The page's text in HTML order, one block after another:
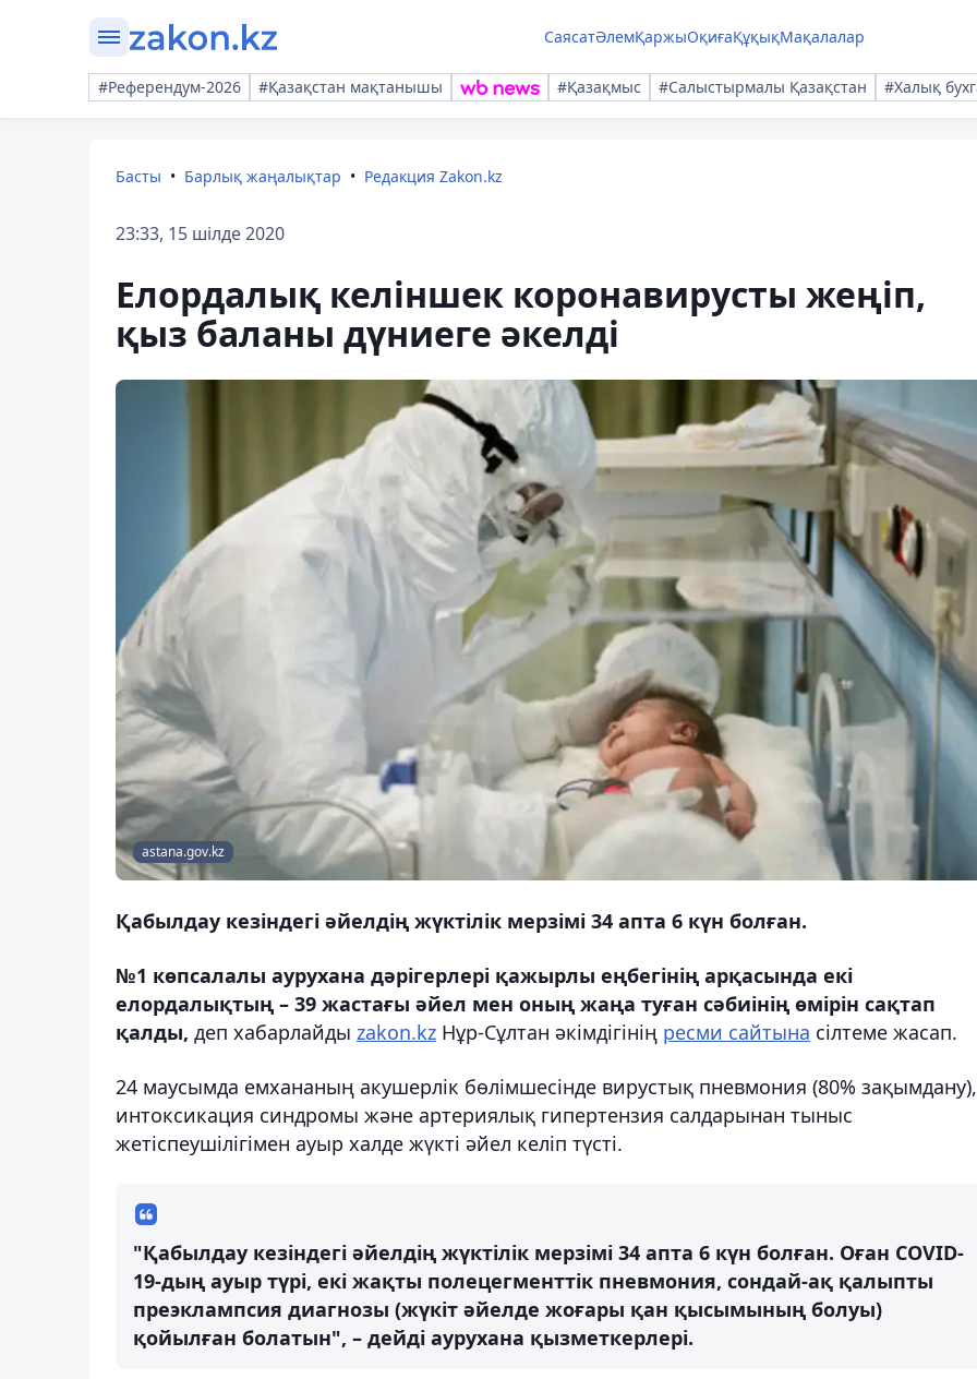
СаясатӘлемҚаржыОқиғаҚұқықМақалалар
#Референдум-2026 #Қазақстан мақтанышы #Қазақмыс #Салыстырмалы Қазақстан #Халық
Басты Барлық жаңалықтар Редакция Zakon.kz
23:33, 15 шілде 2020
Елордалық келіншек коронавирусты жеңіп,
қыз баланы дүниеге әкелді
astana.gov.kz
Қабылдау кезіндегі әйелдің жүктілік мерзімі 34 апта 6 күн болған.
№1 көпсалалы аурухана дәрігерлері қажырлы еңбегінің арқасында екі
елордалықтың – 39 жастағы әйел мен оның жаңа туған сәбиінің өмірін сақтап
қалды, деп хабарлайды zakon.kz Нұр-Сұлтан әкімдігінің ресми сайтына сілтеме жасап.
24 маусымда емхананың акушерлік бөлімшесінде вирустық пневмония (80% зақымдану),
интоксикация синдромы және артериялық гипертензия салдарынан тыныс
жетіспеушілігімен ауыр халде жүкті әйел келіп түсті.
"Қабылдау кезіндегі әйелдің жүктілік мерзімі 34 апта 6 күн болған. Оған COVID-
19-дың ауыр түрі, екі жақты полецегменттік пневмония, сондай-ақ қалыпты
преэклампсия диагнозы (жүкіт әйелде жоғары қан қысымының болуы)
қойылған болатын", – дейді аурухана қызметкерлері.